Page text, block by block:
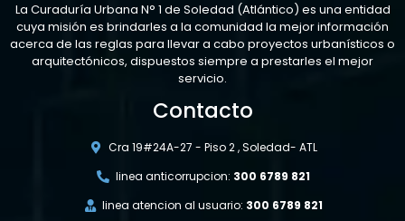
La Curaduría Urbana N° 1 de Soledad (Atlántico) es una entidad
cuya misión es brindarles a la comunidad la mejor información
acerca de las reglas para llevar a cabo proyectos urbanísticos o
arquitectónicos, dispuestos siempre a prestarles el mejor
servicio.
Contacto
Cra 19#24A-27 - Piso 2 , Soledad- ATL
linea anticorrupcion: 300 6789 821
linea atencion al usuario: 300 6789 821